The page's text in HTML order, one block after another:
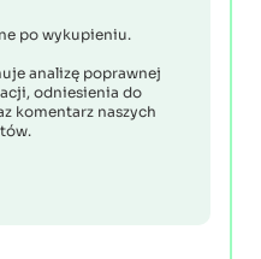
po wykupieniu.
analizę poprawnej
odniesienia do
komentarz naszych